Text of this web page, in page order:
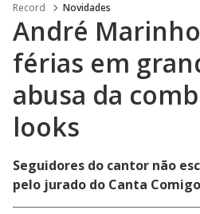
Record Novidades
André
férias em
abusa da
looks
Seguidores do cantor não
pelo jurado do Canta